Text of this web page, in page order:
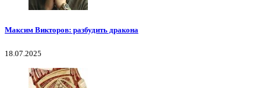
Максим Викторов: разбудить дракона
18.07.2025